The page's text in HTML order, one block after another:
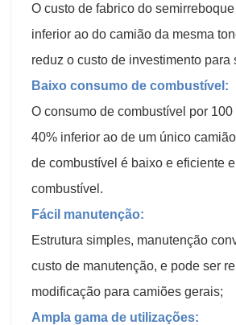
O custo de fabrico do
inferior ao do camião da mesma
reduz o custo de investimento para
Baixo consumo de combustível:
O consumo de combustível por
40% inferior ao de um único
de combustível é baixo e eficiente
combustível.
Fácil manutenção:
Estrutura simples, manutenção
custo de manutenção, e pode ser
modificação para camiões gerais;
Ampla gama de utilizações: